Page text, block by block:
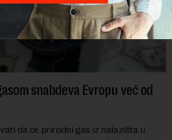
snabdeva Evropu već od
da će prirodni gas iz nalazišta u